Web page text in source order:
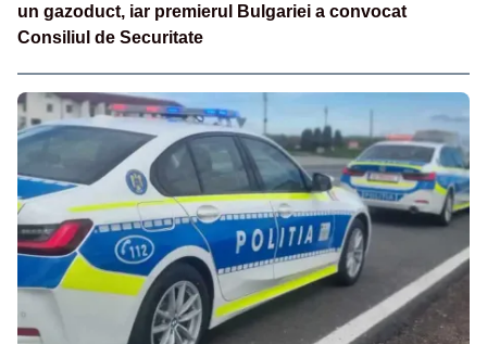
un gazoduct, iar premierul Bulgariei a convocat
Consiliul de Securitate